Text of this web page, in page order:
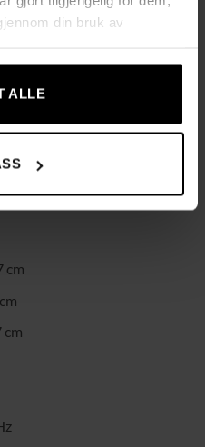
din bruk av
ALLE
93H cm
cm
cm